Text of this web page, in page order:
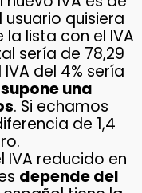
usuario quisiera
lista con el IVA
sería de 78,29
del 4% sería
supone una
. Si echamos
de 1,4
IVA reducido en
depende del